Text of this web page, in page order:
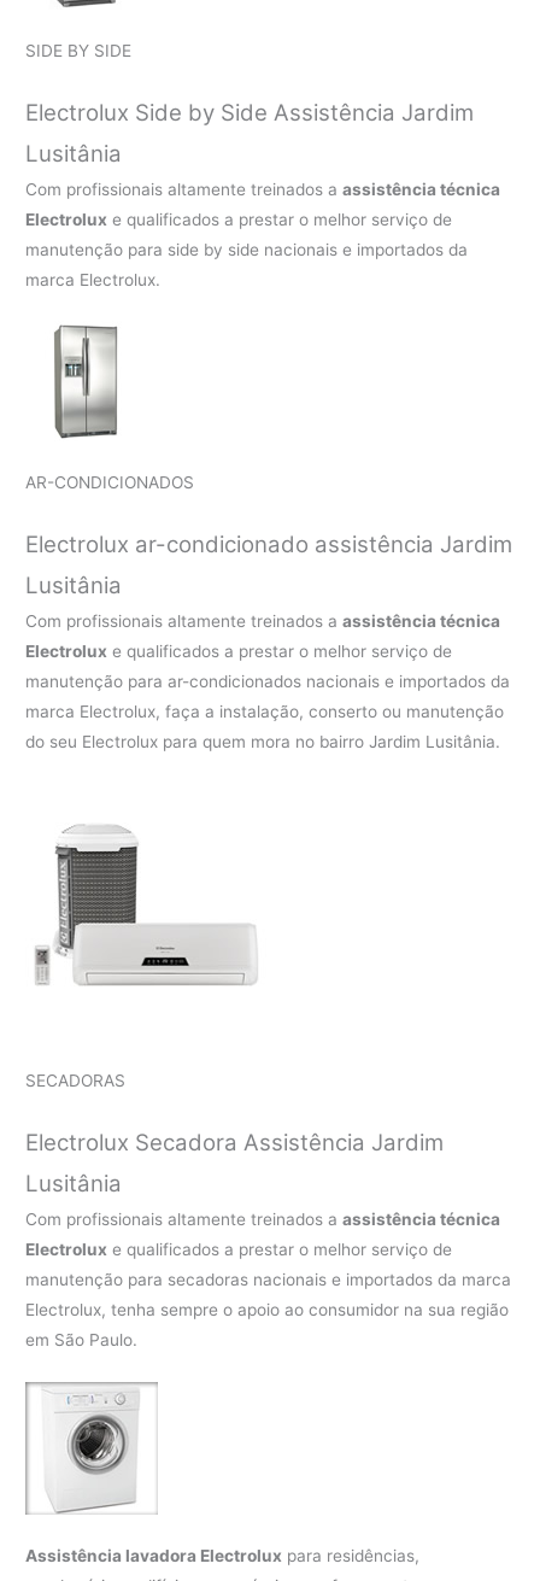
SIDE BY SIDE
Electrolux Side by Side Assistência Jardim
Lusitânia
Com profissionais altamente treinados aassistência técnica
Electrolux e qualificados a prestar o melhor serviço de
manutenção para side by side nacionais e importados da
marca Electrolux.
AR-CONDICIONADOS
Electrolux ar-condicionado assistência Jardim
Lusitânia
Com profissionais altamente treinados aassistência técnica
Electrolux e qualificados a prestar o melhor serviço de
manutenção para ar-condicionados nacionais e importados da
marca Electrolux, faça a instalação, conserto ou manutenção
do seu Electrolux para quem mora no bairro Jardim Lusitânia.
SECADORAS
Electrolux Secadora Assistência Jardim
Lusitânia
Com profissionais altamente treinados aassistência técnica
Electrolux e qualificados a prestar o melhor serviço de
manutenção para secadoras nacionais e importados da marca
Electrolux, tenha sempre o apoio ao consumidor na sua região
em São Paulo.
Assistência lavadora Electrolux para residências,